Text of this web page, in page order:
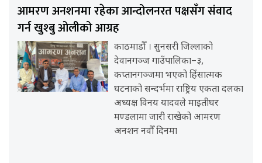
आमरण अनशनमा रहेका आन्दोलनरत पक्षसँग संवाद
गर्न खुश्बु ओलीको आग्रह
काठमाडौँ । सुनसरी जिल्लाको
देवानगञ्ज गाउँपालिका–३,
कप्तानगञ्जमा भएको हिंसात्मक
घटनाको सन्दर्भमा राष्ट्रिय एकता दलका
अध्यक्ष विनय यादवले माइतीघर
मण्डलामा जारी राखेको आमरण
अनशन नवौँ दिनमा